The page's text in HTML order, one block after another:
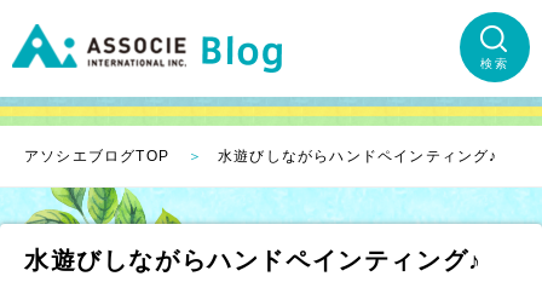
検索
アソシエブログTOP 水遊びしながらハンドペインティング♪
水遊びしながらハンドペインティング♪